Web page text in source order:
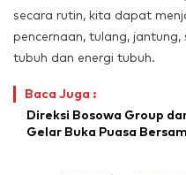
secara rutin, kita dapat
pencernaan, tulang,
tubuh dan energi tubuh.
Baca Juga :
Direksi Bosowa Group
Gelar Buka Puasa